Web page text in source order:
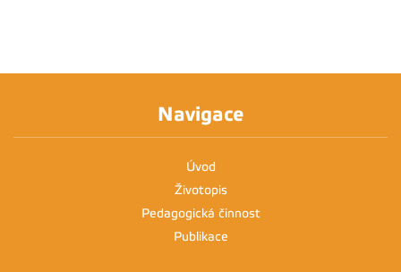
Navigace
Úvod
Životopis
Pedagogická činnost
Publikace